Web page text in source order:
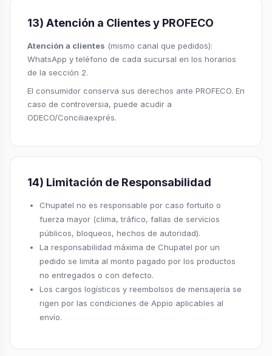
13) Atención a Clientes y PROFECO
Atención a clientes (mismo canal que pedidos):
WhatsApp y teléfono de cada sucursal en los horarios
de la sección 2.
El consumidor conserva sus derechos ante PROFECO. En
caso de controversia, puede acudir a
ODECO/Conciliaexprés.
14) Limitación de Responsabilidad
Chupatel no es responsable por caso fortuito o
fuerza mayor (clima, tráfico, fallas de servicios
públicos, bloqueos, hechos de autoridad).
La responsabilidad máxima de Chupatel por un
pedido se limita al monto pagado por los productos
no entregados o con defecto.
Los cargos logísticos y reembolsos de mensajería se
rigen por las condiciones de Appio aplicables al
envío.